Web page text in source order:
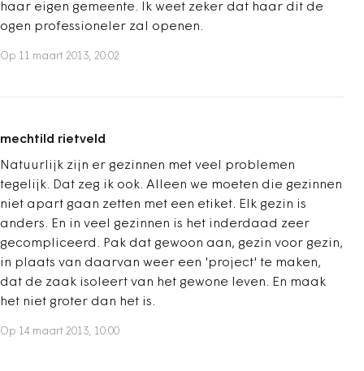
haar eigen gemeente. Ik weet zeker dat haar dit de
ogen professioneler zal openen.
Op 11 maart 2013, 20:02
mechtild rietveld
Natuurlijk zijn er gezinnen met veel problemen
tegelijk. Dat zeg ik ook. Alleen we moeten die gezinnen
niet apart gaan zetten met een etiket. Elk gezin is
anders. En in veel gezinnen is het inderdaad zeer
gecompliceerd. Pak dat gewoon aan, gezin voor gezin,
in plaats van daarvan weer een 'project' te maken,
dat de zaak isoleert van het gewone leven. En maak
het niet groter dan het is.
Op 14 maart 2013, 10:00